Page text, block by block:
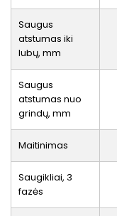
Saugus
atstumas iki
lubų, mm
Saugus
atstumas nuo
grindų, mm
Maitinimas
Saugikliai, 3
fazės